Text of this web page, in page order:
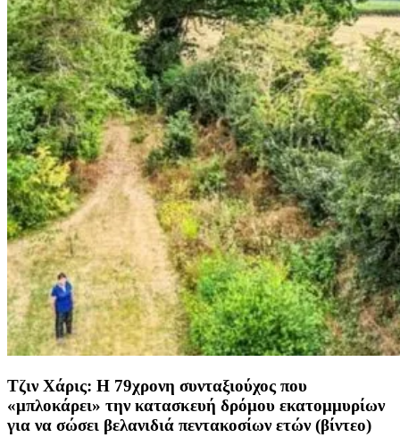
Τζιν Χάρις: Η 79χρονη συνταξιούχος που
«μπλοκάρει» την κατασκευή δρόμου εκατομμυρίων
για να σώσει βελανιδιά πεντακοσίων ετών (βίντεο)